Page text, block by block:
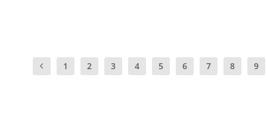
1 2 3 4 5 6 7 8 9